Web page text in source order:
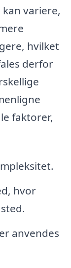
variere,
hvilket
derfor
faktorer,
hvor
anvendes